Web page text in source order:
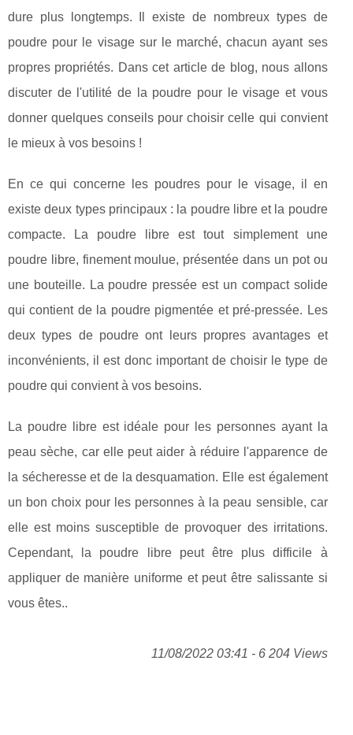
dure plus longtemps. Il existe de nombreux types de
poudre pour le visage sur le marché, chacun ayant ses
propres propriétés. Dans cet article de blog, nous allons
discuter de l'utilité de la poudre pour le visage et vous
donner quelques conseils pour choisir celle qui convient
le mieux à vos besoins !
En ce qui concerne les poudres pour le visage, il en
existe deux types principaux : la poudre libre et la poudre
compacte. La poudre libre est tout simplement une
poudre libre, finement moulue, présentée dans un pot ou
une bouteille. La poudre pressée est un compact solide
qui contient de la poudre pigmentée et pré-pressée. Les
deux types de poudre ont leurs propres avantages et
inconvénients, il est donc important de choisir le type de
poudre qui convient à vos besoins.
La poudre libre est idéale pour les personnes ayant la
peau sèche, car elle peut aider à réduire l'apparence de
la sécheresse et de la desquamation. Elle est également
un bon choix pour les personnes à la peau sensible, car
elle est moins susceptible de provoquer des irritations.
Cependant, la poudre libre peut être plus difficile à
appliquer de manière uniforme et peut être salissante si
vous êtes..
11/08/2022 03:41 - 6 204 Views